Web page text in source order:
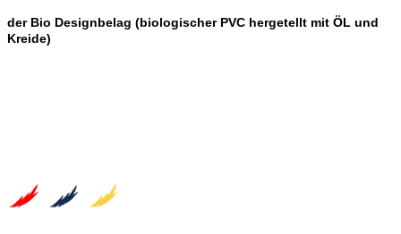
der Bio Designbelag (biologischer PVC hergetellt mit ÖL und
Kreide)